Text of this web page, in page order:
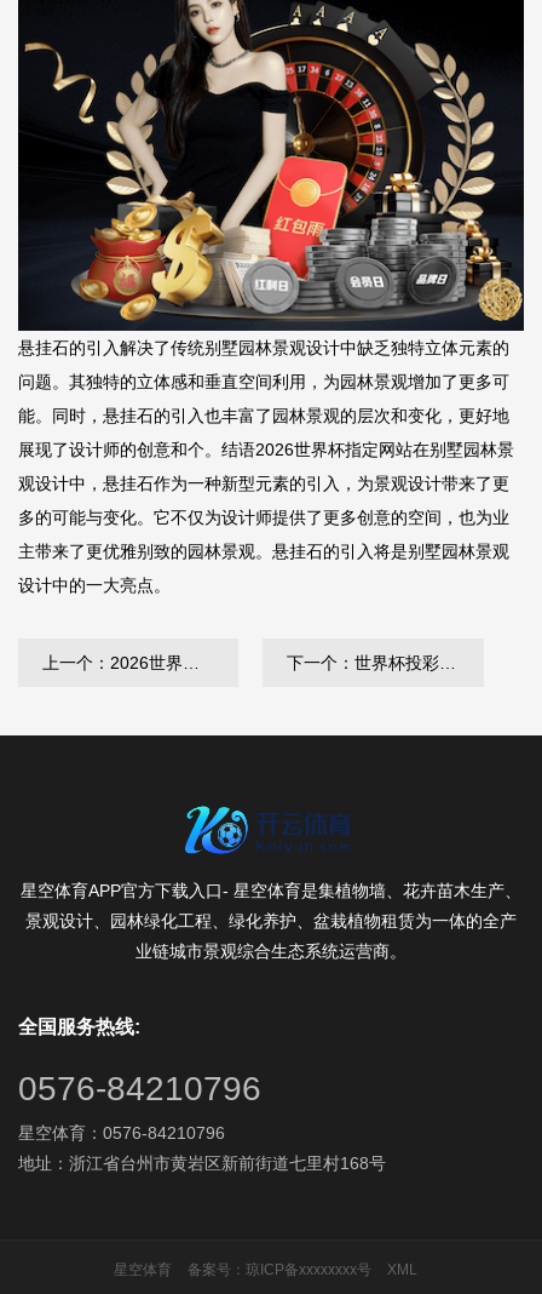
悬挂石的引入解决了传统别墅园林景观设计中缺乏独特立体元素的
问题。其独特的立体感和垂直空间利用，为园林景观增加了更多可
能。同时，悬挂石的引入也丰富了园林景观的层次和变化，更好地
展现了设计师的创意和个。结语2026世界杯指定网站在别墅园林景
观设计中，悬挂石作为一种新型元素的引入，为景观设计带来了更
多的可能与变化。它不仅为设计师提供了更多创意的空间，也为业
主带来了更优雅别致的园林景观。悬挂石的引入将是别墅园林景观
设计中的一大亮点。
星空体育APP官方下载入口- 星空体育是集植物墙、花卉苗木生产、
景观设计、园林绿化工程、绿化养护、盆栽植物租赁为一体的全产
业链城市景观综合生态系统运营商。
全国服务热线:
0576-84210796
星空体育：0576-84210796
地址：浙江省台州市黄岩区新前街道七里村168号
星空体育 备案号： 琼ICP备xxxxxxxx号 XML